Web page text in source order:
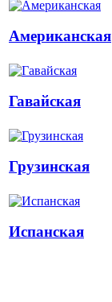
Американская
Гавайская
Грузинская
Испанская